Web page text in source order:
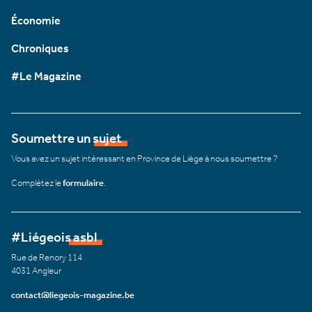
Économie
Chroniques
#Le Magazine
Soumettre un sujet
Vous avez un sujet intéressant en Province de Liège à nous soumettre ?
Complétez leformulaire
#Liégeois asbl
Rue de Renory 114
4031 Angleur
contact@liegeois-magazine.be